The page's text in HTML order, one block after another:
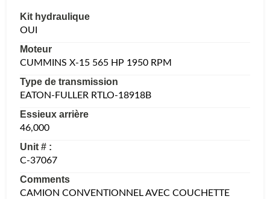
Kit hydraulique
OUI
Moteur
CUMMINS X-15 565 HP 1950 RPM
Type de transmission
EATON-FULLER RTLO-18918B
Essieux arrière
46,000
Unit # :
C-37067
Comments
CAMION CONVENTIONNEL AVEC COUCHETTE